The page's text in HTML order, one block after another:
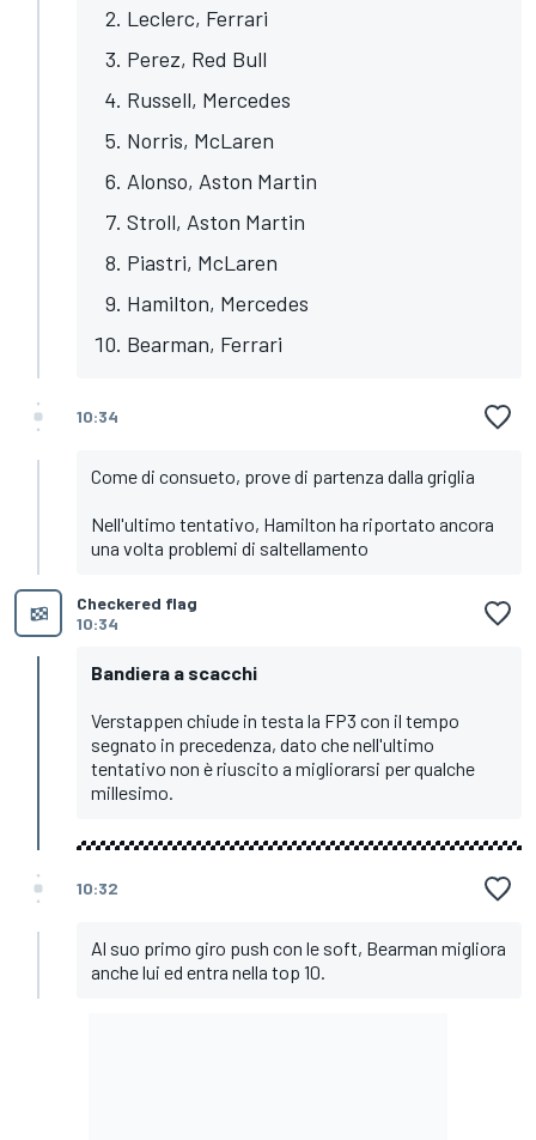
Leclerc, Ferrari
Perez, Red Bull
Russell, Mercedes
Norris, McLaren
Alonso, Aston Martin
Stroll, Aston Martin
Piastri, McLaren
Hamilton, Mercedes
Bearman, Ferrari
10:34
Come di consueto, prove di partenza dalla griglia
Nell'ultimo tentativo, Hamilton ha riportato ancora
una volta problemi di saltellamento
Checkered flag
10:34
Bandiera a scacchi
Verstappen chiude in testa la FP3 con il tempo
segnato in precedenza, dato che nell'ultimo
tentativo non è riuscito a migliorarsi per qualche
millesimo.
10:32
Al suo primo giro push con le soft, Bearman migliora
anche lui ed entra nella top 10.